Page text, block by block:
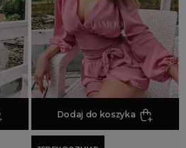
Dodaj do koszyka